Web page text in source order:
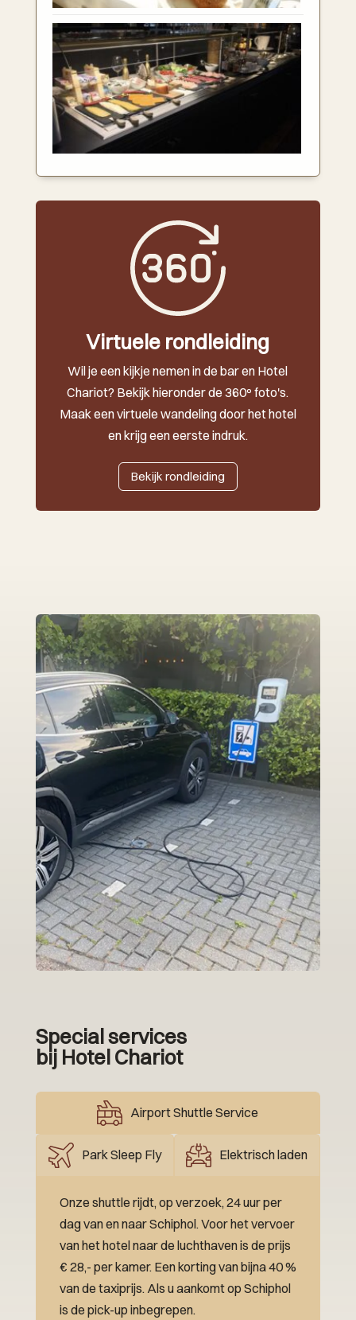
Virtuele rondleiding
Wil je een kijkje nemen in de bar en Hotel
Chariot? Bekijk hieronder de 360º foto's.
Maak een virtuele wandeling door het hotel
en krijg een eerste indruk.
Bekijk rondleiding
Special services
bij Hotel Chariot
Airport Shuttle Service
Park Sleep Fly Elektrisch laden
Onze shuttle rijdt, op verzoek, 24 uur per
dag van en naar Schiphol. Voor het vervoer
van het hotel naar de luchthaven is de prijs
€ 28,- per kamer. Een korting van bijna 40 %
van de taxiprijs. Als u aankomt op Schiphol
is de pick-up inbegrepen.